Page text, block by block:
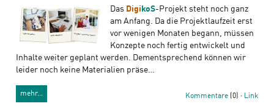
Das Digi koS-Projekt steht noch ganz
am Anfang. Da die Projektlaufzeit erst
vor wenigen Monaten begann, müssen
Konzepte noch fertig entwickelt und
Inhalte weiter geplant werden. Dementsprechend können wir
leider noch keine Materialien präse…
mehr… Kommentare (0) · Link